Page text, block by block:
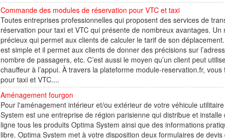
Commande des modules de réservation pour VTC et taxi
Toutes entreprises professionnelles qui proposent des services de
réservation pour taxi et VTC qui présente de nombreux avantages.
précieux qui permet aux clients de calculer le tarif de son
est simple et il permet aux clients de donner des précisions sur
nombre de passagers, etc. C’est aussi le moyen qu’un client peut
chauffeur à l’appui. À travers la plateforme module-reservation.fr,
pour taxi et VTC....
Aménagement fourgon
Pour l'aménagement intérieur et/ou extérieur de votre véhicule
System est une entreprise de région parisienne qui distribue et
ligne tous les produits Optima System ainsi que des informations
libre. Optima System met à votre disposition deux formulaires de